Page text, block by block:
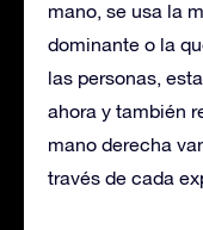
mano, se usa la
dominante o la
las personas,
ahora y también
mano derecha
través de cada